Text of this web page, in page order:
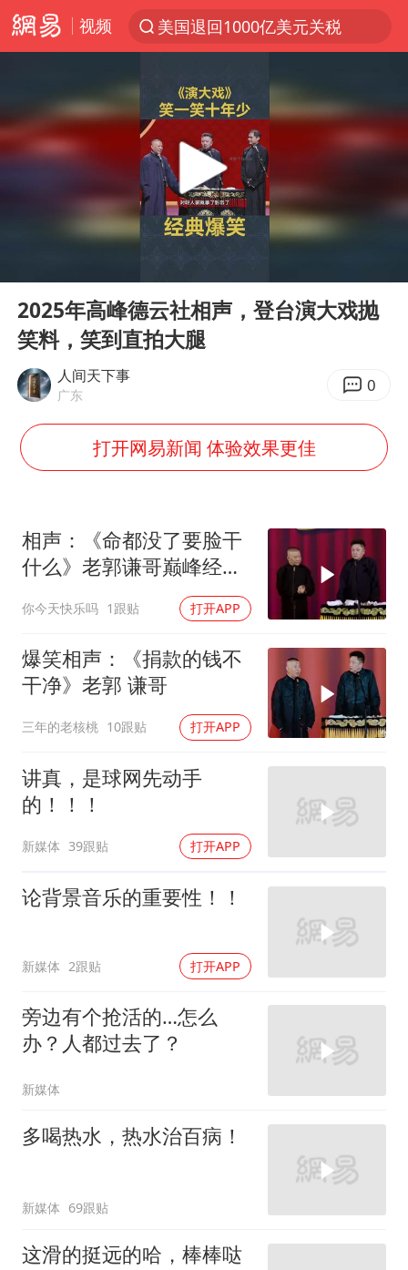
视频
美国退回1000亿美元关税
38岁山东财大教授刘海明逝世
弹药库存告急 美军补货难
沙特否认与胡塞武装举行会谈
FIFA官方支持因凡蒂诺
乘客脱鞋散发异味 司机提醒反被怼
日本籍女网红在韩直播时自杀身亡
恩比德变瘦引热议
总书记关心百姓身边这些民生大事
Play
2025年高峰德云社相声，登台演大戏抛
笑料，笑到直拍大腿
人间天下事
广东 0
打开网易新闻 体验效果更佳
相声：《命都没了要脸干
什么》老郭谦哥巅峰经典
你今天快乐吗 1跟贴 打开APP
爆笑相声：《捐款的钱不
干净》老郭 谦哥
三年的老核桃 10跟贴 打开APP
讲真，是球网先动手
的！！！
新媒体 39跟贴 打开APP
论背景音乐的重要性！！
新媒体 2跟贴 打开APP
旁边有个抢活的…怎么
办？人都过去了？
新媒体
多喝热水，热水治百病！
新媒体 69跟贴
这滑的挺远的哈，棒棒哒